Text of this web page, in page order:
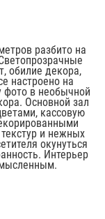
разбито на
обилие декора,
настроено на
фото в необычной
Основной зал
кассовую
и нежных
окунуться
Интерьер